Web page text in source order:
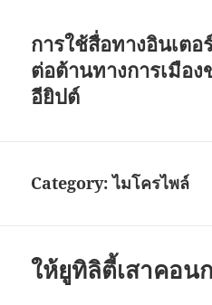
การใช้สื่อทางอินเตอ
ต่อต้านทางการเมือง
อียิปต์
Category:ไมโครไพล์
ให้ยูทิลิตี้เสาคอน